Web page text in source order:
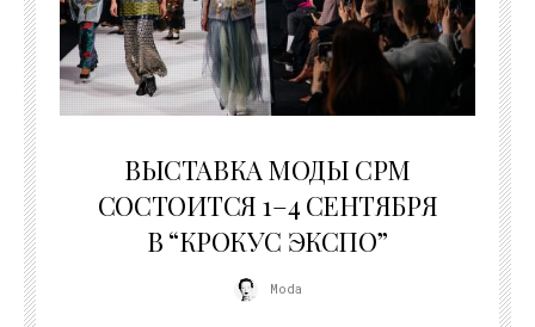
ВЫСТАВКА МОДЫ CPM
СОСТОИТСЯ 1–4 СЕНТЯБРЯ
В “КРОКУС ЭКСПО”
Moda